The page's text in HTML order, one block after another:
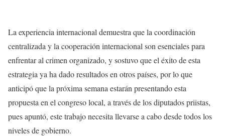
La experiencia internacional demuestra que la coordinación
centralizada y la cooperación internacional son esenciales para
enfrentar al crimen organizado, y sostuvo que el éxito de esta
estrategia ya ha dado resultados en otros países, por lo que
anticipó que la próxima semana estarán presentando esta
propuesta en el congreso local, a través de los diputados priistas,
pues apuntó, este trabajo necesita llevarse a cabo desde todos los
niveles de gobierno.